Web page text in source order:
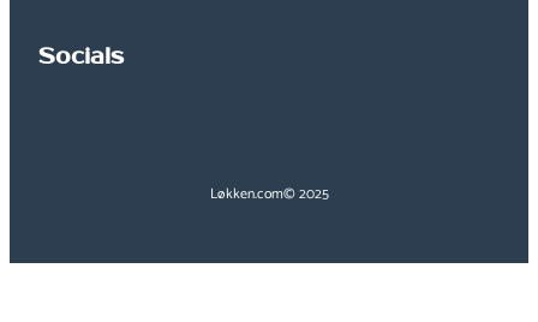
Socials
Løkken.com© 2025